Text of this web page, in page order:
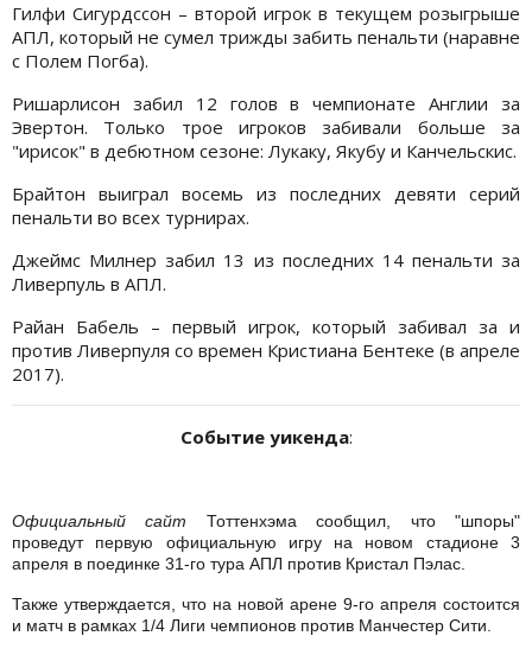
Гилфи Сигурдссон – второй игрок в текущем розыгрыше
АПЛ, который не сумел трижды забить пенальти (наравне
с Полем Погба).
Ришарлисон забил 12 голов в чемпионате Англии за
Эвертон. Только трое игроков забивали больше за
"ирисок" в дебютном сезоне: Лукаку, Якубу и Канчельскис.
Брайтон выиграл восемь из последних девяти серий
пенальти во всех турнирах.
Джеймс Милнер забил 13 из последних 14 пенальти за
Ливерпуль в АПЛ.
Райан Бабель – первый игрок, который забивал за и
против Ливерпуля со времен Кристиана Бентеке (в апреле
2017).
Событие уикенда:
Официальный сайт Тоттенхэма сообщил, что "шпоры"
проведут первую официальную игру на новом стадионе 3
апреля в поединке 31-го тура АПЛ против Кристал Пэлас.
Также утверждается, что на новой арене 9-го апреля состоится
и матч в рамках 1/4 Лиги чемпионов против Манчестер Сити.